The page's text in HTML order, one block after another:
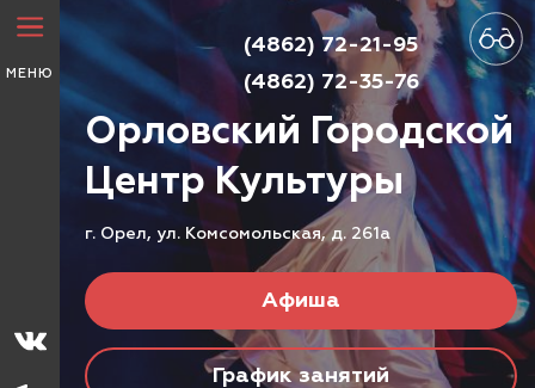
МЕНЮ
Орловский Городской
ЦентрКультуры
г. Орел, ул. Комсомольская, д. 261а
Афиша
График занятий
(4862) 72-21-95
(4862) 72-35-76